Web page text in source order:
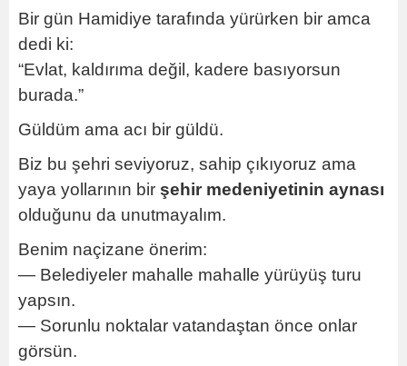
Bir gün Hamidiye tarafında yürürken bir amca
dedi ki:
“Evlat, kaldırıma değil, kadere basıyorsun
burada.”
Güldüm ama acı bir güldü.
Biz bu şehri seviyoruz, sahip çıkıyoruz ama
yaya yollarının bir şehir medeniyetinin aynası
olduğunu da unutmayalım.
Benim naçizane önerim:
— Belediyeler mahalle mahalle yürüyüş turu
yapsın.
— Sorunlu noktalar vatandaştan önce onlar
görsün.